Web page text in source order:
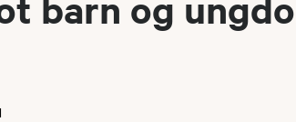
rettet mot denne